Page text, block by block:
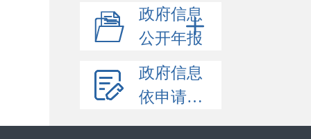
政府信息
公开年报
政府信息
依申请公开